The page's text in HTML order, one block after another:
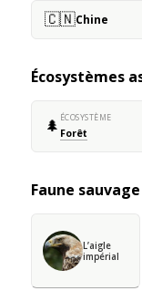
🇨🇳Chine
Écosystèmes
🌲 ÉCOSYSTÈME
Forêt
Faune
L’aigle
impérial